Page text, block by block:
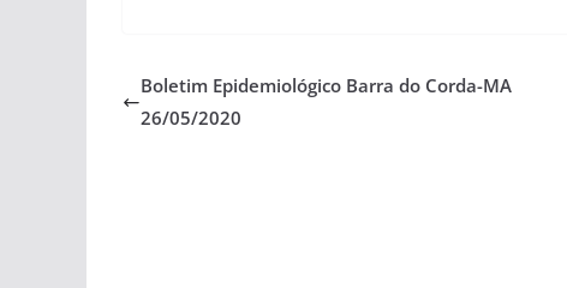
Boletim Epidemiológico Barra do Corda-MA
26/05/2020